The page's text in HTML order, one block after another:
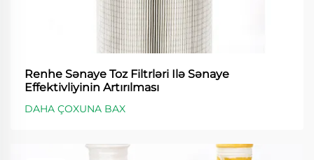
Renhe Sənaye Toz Filtrləri Ilə Sənaye
Effektivliyinin Artırılması
DAHA ÇOXUNA BAX